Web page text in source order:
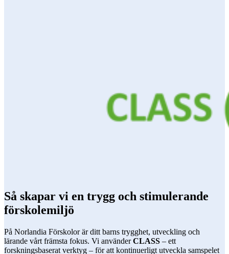
Så skapar vi en trygg och stimulerande
förskolemiljö
På Norlandia Förskolor är ditt barns trygghet, utveckling och
lärande vårt främsta fokus. Vi använderCLASS – ett
forskningsbaserat verktyg – för att kontinuerligt utveckla samspelet